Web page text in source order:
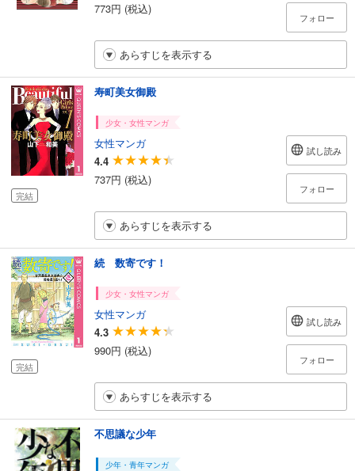
773円 (税込)
フォロー
あらすじを表示する
完結
寿町美女御殿
少女・女性マンガ
女性マンガ
4.4
737円 (税込)
試し読み
フォロー
あらすじを表示する
完結
続 数寄です！
少女・女性マンガ
女性マンガ
4.3
990円 (税込)
試し読み
フォロー
あらすじを表示する
不思議な少年
少年・青年マンガ